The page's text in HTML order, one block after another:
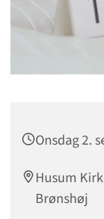
Onsdag 2.
Husum
Brønshøj